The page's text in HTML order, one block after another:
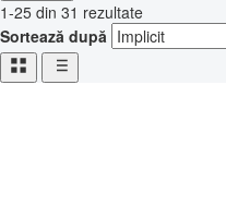
1-25 din 31 rezultate
Sortează după